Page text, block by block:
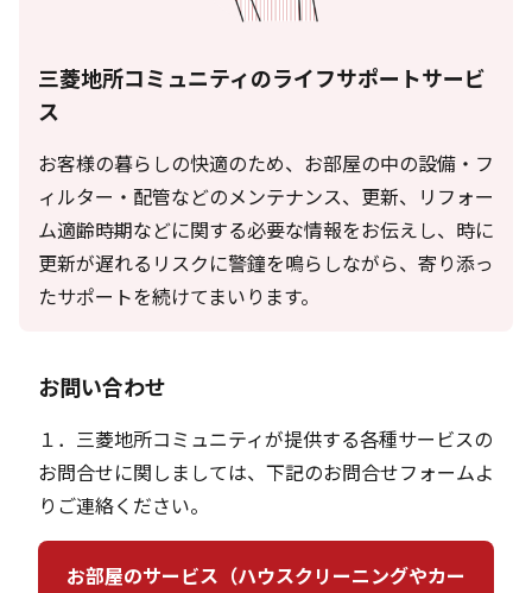
三菱地所コミュニティのライフサポートサービ
ス
お客様の暮らしの快適のため、お部屋の中の設備・フ
ィルター・配管などのメンテナンス、更新、リフォー
ム適齢時期などに関する必要な情報をお伝えし、時に
更新が遅れるリスクに警鐘を鳴らしながら、寄り添っ
たサポートを続けてまいります。
お問い合わせ
１．三菱地所コミュニティが提供する各種サービスの
お問合せに関しましては、下記のお問合せフォームよ
りご連絡ください。
お部屋のサービス（ハウスクリーニングやカー